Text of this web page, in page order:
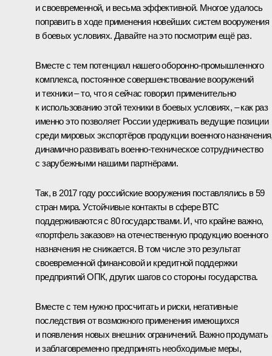
и своевременной, и весьма эффективной. Многое удалось
поправить в ходе применения новейших систем вооружения
в боевых условиях. Давайте на это посмотрим ещё раз.
Вместе с тем потенциал нашего оборонно-промышленного
комплекса, постоянное совершенствование вооружений
и техники – то, что я сейчас говорил применительно
к использованию этой техники в боевых условиях, – как раз
именно это позволяет России удерживать ведущие позиции
среди мировых экспортёров продукции военного
динамично развивать военно-техническое сотрудничество
с зарубежными нашими партнёрами.
Так, в 2017 году российские вооружения поставлялись в 59
стран мира. Устойчивые контакты в сфере ВТС
поддерживаются с 80 государствами. И, что крайне важно,
«портфель заказов» на отечественную продукцию военного
назначения не снижается. В том числе это результат
своевременной финансовой и кредитной поддержки
предприятий ОПК, других шагов со стороны государства.
Вместе с тем нужно просчитать и риски, негативные
последствия от возможного применения имеющихся
и появления новых внешних ограничений. Важно продумать
и заблаговременно предпринять необходимые меры,